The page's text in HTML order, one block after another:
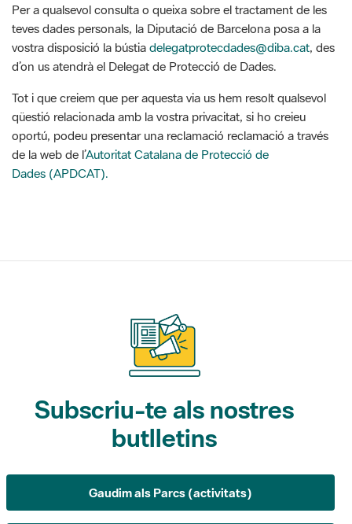
d’on us atendrà el Delegat de Protecció de Dades.
Tot i que creiem que per aquesta via us hem resolt qualsevol
qüestió relacionada amb la vostra privacitat, si ho creieu
oportú, podeu presentar una reclamació reclamació a través
de la web de l’Autoritat Catalana de Protecció de
Dades (APDCAT).
Subscriu-te als nostres
butlletins
Gaudim als Parcs (activitats)
L'Informatiu dels Parcs